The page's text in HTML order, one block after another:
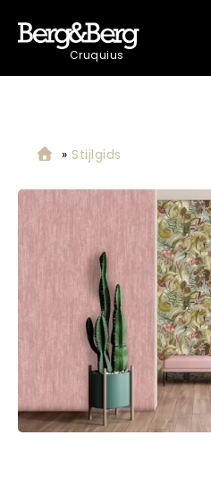
Cruquius
» Stijlgids